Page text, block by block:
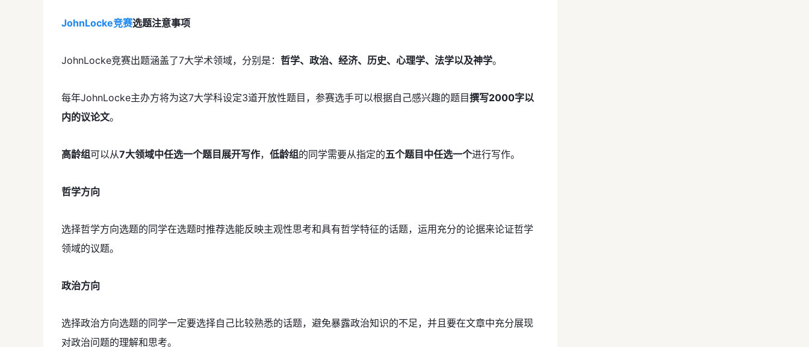
JohnLocke竞赛选题注意事项
JohnLocke竞赛出题涵盖了7大学术领域，分别是： 哲学、政治、经济、历史、心理学、法学以及神学。
每年JohnLocke主办方将为这7大学科设定3道开放性题目，参赛选手可以根据自己感兴趣的题目撰写2000字以
内的议论文。
高龄组可以从7大领域中任选一个题目展开写作， 低龄组的同学需要从指定的五个题目中任选一个进行写作。
哲学方向
选择哲学方向选题的同学在选题时推荐选能反映主观性思考和具有哲学特征的话题，运用充分的论据来论证哲学
领域的议题。
政治方向
选择政治方向选题的同学一定要选择自己比较熟悉的话题，避免暴露政治知识的不足，并且要在文章中充分展现
对政治问题的理解和思考。